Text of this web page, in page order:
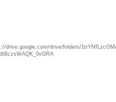
drive.google.com/drive/folders/